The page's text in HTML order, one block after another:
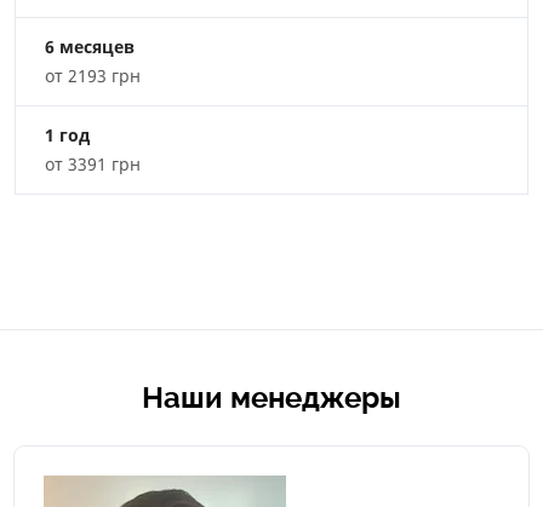
6 месяцев
от 2193 грн
1 год
от 3391 грн
Наши менеджеры